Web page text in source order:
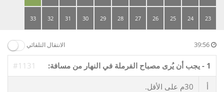
23
24
25
26
27
28
29
30
31
32
33
#1131 1 - يجب أن يُرى مصباح الفرملة في النهار من مسافة:
أ 30م على الأقل.
الانتقال التلقائي 39:55